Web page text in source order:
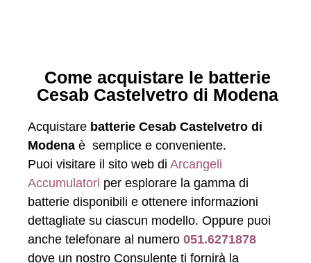
Come acquistare le batterie
Cesab Castelvetro di Modena
Acquistare batterie Cesab Castelvetro di
Modena è semplice e conveniente.
Puoi visitare il sito web di Arcangeli
Accumulatori per esplorare la gamma di
batterie disponibili e ottenere informazioni
dettagliate su ciascun modello. Oppure puoi
anche telefonare al numero 051.6271878
dove un nostro Consulente ti fornirà la